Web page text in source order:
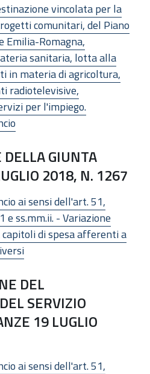
vincolata per la
comunitari, del Piano
Emilia-Romagna,
sanitaria, lotta alla
in materia di agricoltura,
radiotelevisive,
per l'impiego.
GIUNTA
2018, N. 1267
ai sensi dell'art. 51,
e ss.mm.ii. - Variazione
di spesa afferenti a
DEL
SERVIZIO
19 LUGLIO
ai sensi dell'art. 51,